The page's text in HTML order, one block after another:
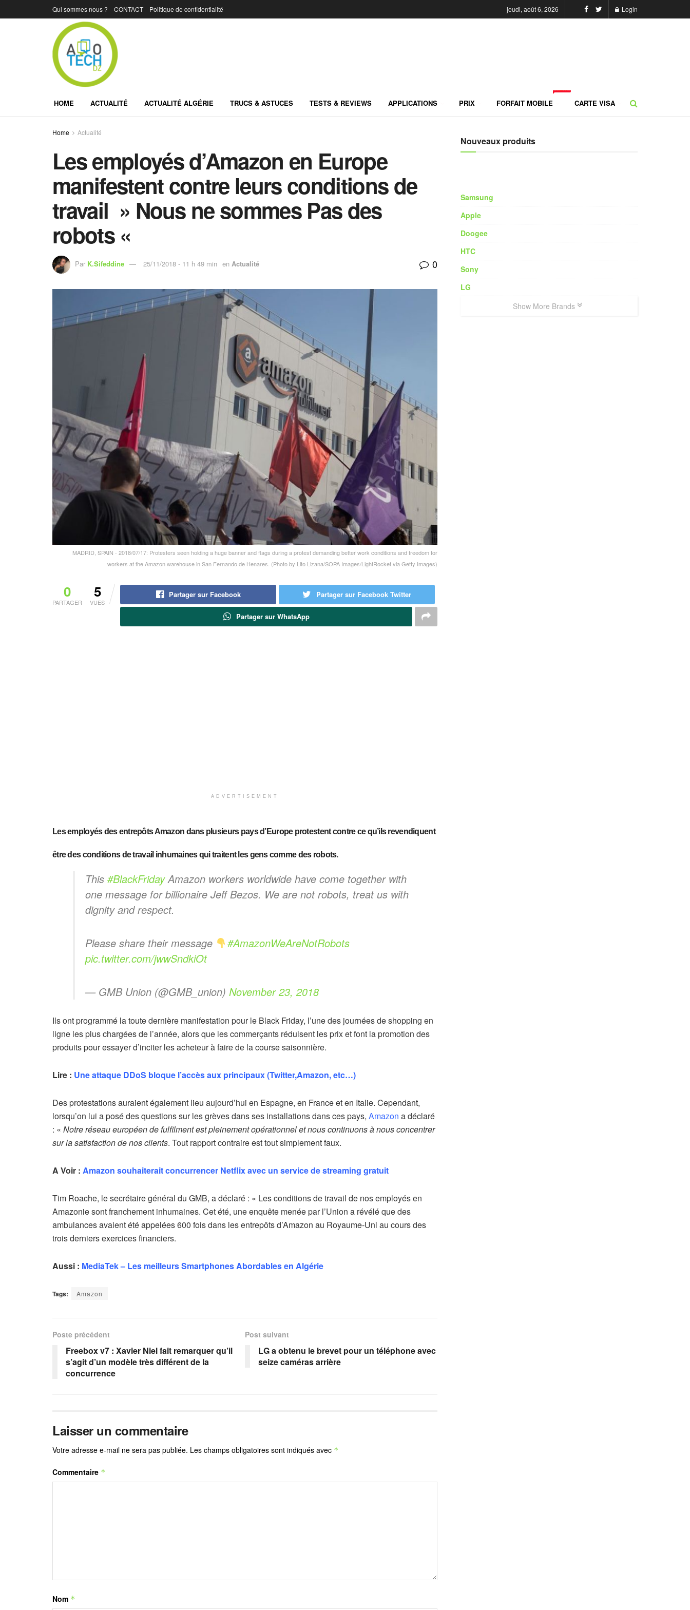
Qui sommes nous ? CONTACT Politique de confidentialité jeudi, août 6, 2026 Login
HOME ACTUALITÉ ACTUALITÉ ALGÉRIE TRUCS & ASTUCES TESTS & REVIEWS APPLICATIONS PRIX FORFAIT MOBILE CARTE VISA
Home Actualité
Les employés d’Amazon en Europe
manifestent contre leurs conditions de
travail » Nous ne sommes Pas des
robots «
Par K.Sifeddine 25/11/2018 - 11 h 49 min en Actualité 0
MADRID, SPAIN - 2018/07/17: Protesters seen holding a huge banner and flags during a protest demanding better work conditions and freedom for
workers at the Amazon warehouse in San Fernando de Henares. (Photo by Lito Lizana/SOPA Images/LightRocket via Getty Images)
0
PARTAGER
5
VUES
Partager sur Facebook Partager sur Facebook Twitter
Partager sur WhatsApp
ADVERTISEMENT
Les employés des entrepôts Amazon dans plusieurs pays d’Europe protestent contre ce qu’ils revendiquent
être des conditions de travail inhumaines qui traitent les gens comme des robots.
This #BlackFridayAmazon workers worldwide have come together with
one message for billionaire Jeff Bezos. We are not robots, treat us with
dignity and respect.
Please share their message
#AmazonWeAreNotRobots
pic.twitter.com/jwwSndkiOt
— GMB Union (@GMB_union) November 23, 2018
Ils ont programmé la toute dernière manifestation pour le Black Friday, l’une des journées de shopping en
ligne les plus chargées de l’année, alors que les commerçants réduisent les prix et font la promotion des
produits pour essayer d’inciter les acheteur à faire de la course saisonnière.
Lire : Une attaque DDoS bloque l’accès aux principaux (Twitter,Amazon, etc…)
Des protestations auraient également lieu aujourd’hui en Espagne, en France et en Italie. Cependant,
lorsqu’on lui a posé des questions sur les grèves dans ses installations dans ces pays, Amazon a déclaré
: « Notre réseau européen de fulfilment est pleinement opérationnel et nous continuons à nous concentrer
sur la satisfaction de nos clients. Tout rapport contraire est tout simplement faux.
A Voir : Amazon souhaiterait concurrencer Netflix avec un service de streaming gratuit
Tim Roache, le secrétaire général du GMB, a déclaré : « Les conditions de travail de nos employés en
Amazonie sont franchement inhumaines. Cet été, une enquête menée par l’Union a révélé que des
ambulances avaient été appelées 600 fois dans les entrepôts d’Amazon au Royaume-Uni au cours des
trois derniers exercices financiers.
Aussi : MediaTek – Les meilleurs Smartphones Abordables en Algérie
Tags: Amazon
Poste précédent
Freebox v7 : Xavier Niel fait remarquer qu’il
s’agit d’un modèle très différent de la
concurrence
Post suivant
LG a obtenu le brevet pour un téléphone avec
seize caméras arrière
Laisser un commentaire
Votre adresse e-mail ne sera pas publiée. Les champs obligatoires sont indiqués avec *
Commentaire *
Nom *
Nouveaux produits
Samsung
Apple
Doogee
HTC
Sony
LG
Show More Brands